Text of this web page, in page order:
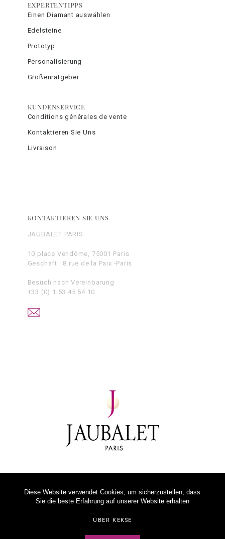
EXPERTENTIPPS
Einen Diamant auswählen
Edelsteine
Prototyp
Personalisierung
Größenratgeber
KUNDENSERVICE
Conditions générales de vente
Kontaktieren Sie Uns
Livraison
KONTAKTIEREN SIE UNS
JAUBALET PARIS
10 place Vendôme, 75001 Paris
Geschäft : 8 rue de la Paix -Paris
Besuch nach Vereinbarung
+33 (0) 1 53 45 54 10
Diese Website verwendet Cookies, um sicherzustellen, dass
Sie die beste Erfahrung auf unserer Website erhalten
ÜBER KEKSE